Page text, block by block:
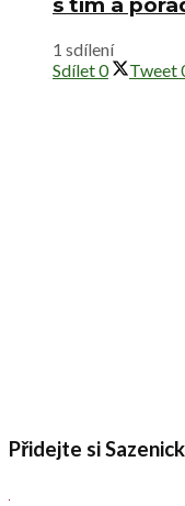
1 sdílení
Sdílet0 Tweet
Přidejte si